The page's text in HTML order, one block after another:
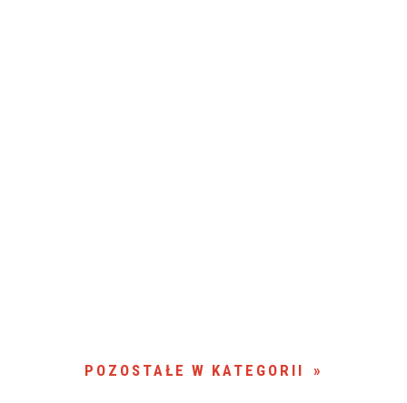
POZOSTAŁE W KATEGORII